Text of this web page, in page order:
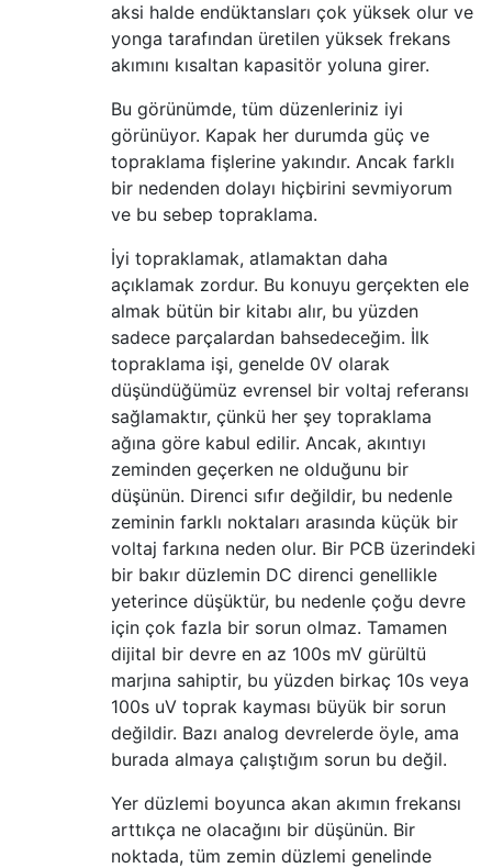
aksi halde endüktansları çok yüksek olur ve
yonga tarafından üretilen yüksek frekans
akımını kısaltan kapasitör yoluna girer.
Bu görünümde, tüm düzenleriniz iyi
görünüyor. Kapak her durumda güç ve
topraklama fişlerine yakındır. Ancak farklı
bir nedenden dolayı hiçbirini sevmiyorum
ve bu sebep topraklama.
İyi topraklamak, atlamaktan daha
açıklamak zordur. Bu konuyu gerçekten ele
almak bütün bir kitabı alır, bu yüzden
sadece parçalardan bahsedeceğim. İlk
topraklama işi, genelde 0V olarak
düşündüğümüz evrensel bir voltaj referansı
sağlamaktır, çünkü her şey topraklama
ağına göre kabul edilir. Ancak, akıntıyı
zeminden geçerken ne olduğunu bir
düşünün. Direnci sıfır değildir, bu nedenle
zeminin farklı noktaları arasında küçük bir
voltaj farkına neden olur. Bir PCB üzerindeki
bir bakır düzlemin DC direnci genellikle
yeterince düşüktür, bu nedenle çoğu devre
için çok fazla bir sorun olmaz. Tamamen
dijital bir devre en az 100s mV gürültü
marjına sahiptir, bu yüzden birkaç 10s veya
100s uV toprak kayması büyük bir sorun
değildir. Bazı analog devrelerde öyle, ama
burada almaya çalıştığım sorun bu değil.
Yer düzlemi boyunca akan akımın frekansı
arttıkça ne olacağını bir düşünün. Bir
noktada, tüm zemin düzlemi genelinde